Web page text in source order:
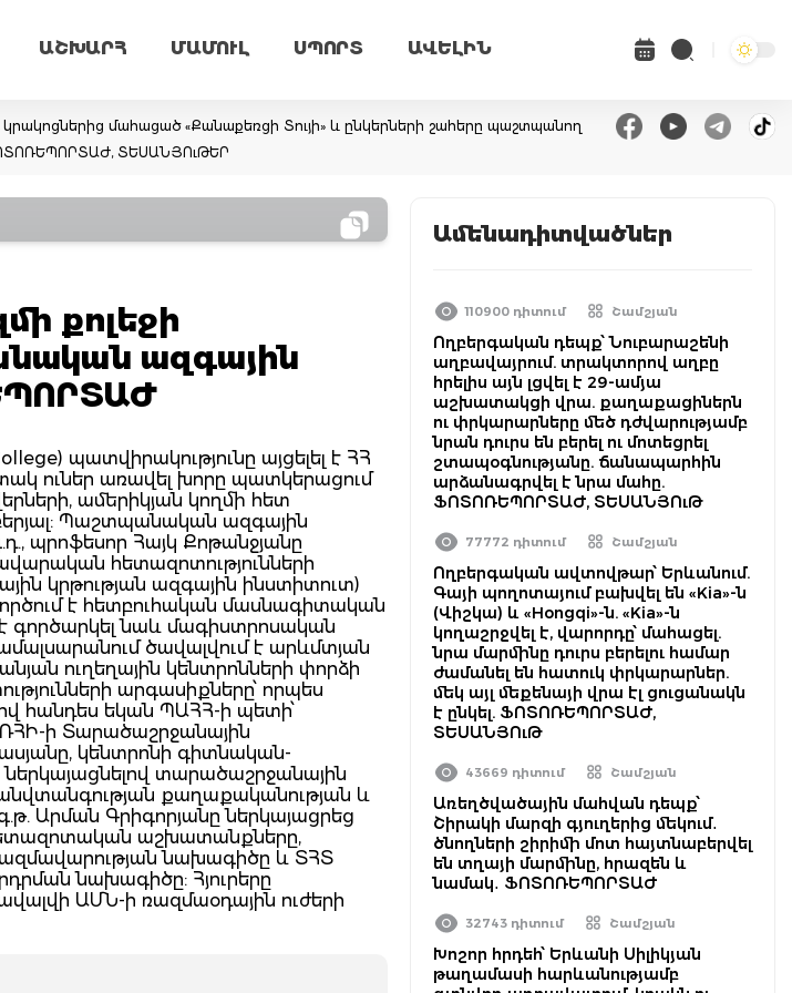
ԱՇԽԱՐՀ ՄԱՄՈՒԼ ՍՊՈՐՏ ԱՎԵԼԻՆ
մահացած «Քանաքեռցի Տույի» և ընկերների շահերը պաշտպանող
ՏԵՍԱՆՅՈւԹԵՐ
քոլեջի
ազգային
պատվիրակությունը այցելել է ՀՀ
ուներ առավել խորը պատկերացում
ամերիկյան կողմի հետ
Պաշտպանական ազգային
պրոֆեսոր Հայկ Քոթանջյանը
հետազոտությունների
կրթության ազգային ինստիտուտ)
է հետբուհական մասնագիտական
գործարկել նաև մագիստրոսական
ծավալվում է արևմտյան
ուղեղային կենտրոնների փորձի
արգասիքները՝ որպես
հանդես եկան ՊԱՀՀ-ի պետի՝
ի Տարածաշրջանային
կենտրոնի գիտնական-
տարածաշրջանային
քաղաքականության և
Արման Գրիգորյանը ներկայացրեց
աշխատանքները,
նախագիծը և ՏՀՏ
նախագիծը: Հյուրերը
ԱՄՆ-ի ռազմաօդային ուժերի
Ամենադիտվածներ
110900 դիտում Շամշյան
Ողբերգական դեպք՝ Նուբարաշենի
աղբավայրում. տրակտորով աղբը
հրելիս այն լցվել է 29-ամյա
աշխատակցի վրա. քաղաքացիներն
ու փրկարարները մեծ դժվարությամբ
նրան դուրս են բերել ու մոտեցրել
շտապօգնությանը. ճանապարհին
արձանագրվել է նրա մահը.
ՖՈՏՈՌԵՊՈՐՏԱԺ, ՏԵՍԱՆՅՈւԹ
77772 դիտում Շամշյան
Ողբերգական ավտովթար՝ Երևանում.
Գայի պողոտայում բախվել են «Kia»-ն
(Վիշկա) և «Hongqi»-ն. «Kia»-ն
կողաշրջվել է, վարորդը՝ մահացել.
նրա մարմինը դուրս բերելու համար
ժամանել են հատուկ փրկարարներ.
մեկ այլ մեքենայի վրա էլ ցուցանակն
է ընկել. ՖՈՏՈՌԵՊՈՐՏԱԺ,
ՏԵՍԱՆՅՈւԹ
43669 դիտում Շամշյան
Առեղծվածային մահվան դեպք՝
Շիրակի մարզի գյուղերից մեկում․
ծնողների շիրիմի մոտ հայտնաբերվել
են տղայի մարմինը, հրազեն և
նամակ․ ՖՈՏՈՌԵՊՈՐՏԱԺ
32743 դիտում Շամշյան
Խոշոր հրդեհ՝ Երևանի Սիլիկյան
թաղամասի հարևանությամբ